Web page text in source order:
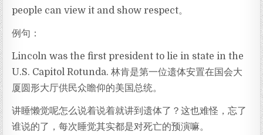
people can view it and show respect。
例句：
Lincoln was the first president to lie in state in the
U.S. Capitol Rotunda. 林肯是第一位遗体安置在国会大
厦圆形大厅供民众瞻仰的美国总统。
讲睡懒觉呢怎么说着说着就讲到遗体了？这也难怪，忘了
谁说的了，每次睡觉其实都是对死亡的预演嘛。